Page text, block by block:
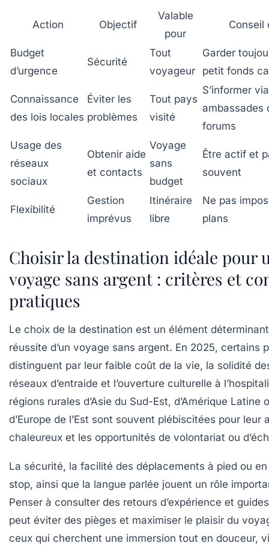
Action Objectif
Valable
pour
Conseil
Budget
d’urgence
Sécurité
Tout
voyageur
Garder
petit fonds
Connaissance
des lois locales
Éviter les
problèmes
Tout pays
visité
S’informer
ambassades
forums
Usage des
réseaux
sociaux
Obtenir aide
et contacts
Voyage
sans
budget
Être actif et
souvent
Flexibilité
Gestion
imprévus
Itinéraire
libre
Ne pas
plans
Choisir la destination idéale pour
voyage sans argent : critères et
pratiques
Le choix de la destination est un élément
réussite d’un voyage sans argent. En 2025, certains
distinguent par leur faible coût de la vie, la solidité
réseaux d’entraide et l’ouverture culturelle à
régions rurales d’Asie du Sud-Est, d’Amérique Latine
d’Europe de l’Est sont souvent plébiscitées pour leur
chaleureux et les opportunités de volontariat ou
La sécurité, la facilité des déplacements à pied ou
stop, ainsi que la langue parlée jouent un rôle
Penser à consulter des retours d’expérience et
peut éviter des pièges et maximiser le plaisir du
ceux qui cherchent une immersion tout en douceur,